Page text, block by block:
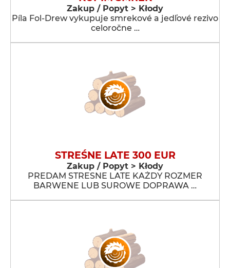
Zakup / Popyt > Kłody
Píla Fol-Drew vykupuje smrekové a jedľové rezivo
celoročne …
STREŚNE LATE 300 EUR
Zakup / Popyt > Kłody
PREDAM STRESNE LATE KAŻDY ROZMER
BARWENE LUB SUROWE DOPRAWA …